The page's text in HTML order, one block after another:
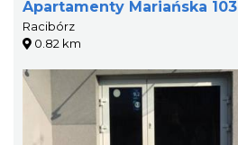
Apartamenty Mariańska 103
Racibórz
0.82 km